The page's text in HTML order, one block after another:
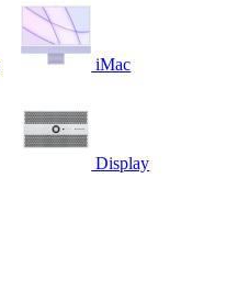
iMac
Display